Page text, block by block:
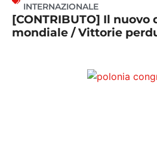
INTERNAZIONALE
[CONTRIBUTO] Il nuovo
mondiale / Vittorie